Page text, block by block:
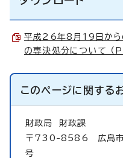
平成26年8月19日から
の専決処分について
このページに関する
財政局
財政課
〒730-8586 広島市
号